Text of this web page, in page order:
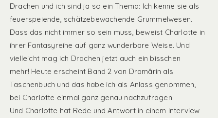
Drachen und ich sind ja so ein Thema: Ich kenne sie als
feuerspeiende, schätzebewachende Grummelwesen.
Dass das nicht immer so sein muss, beweist Charlotte in
ihrer Fantasyreihe auf ganz wunderbare Weise. Und
vielleicht mag ich Drachen jetzt auch ein bisschen
mehr! Heute erscheint Band 2 von Dramârin als
Taschenbuch und das habe ich als Anlass genommen,
bei Charlotte einmal ganz genau nachzufragen!
Und Charlotte hat Rede und Antwort in einem Interview